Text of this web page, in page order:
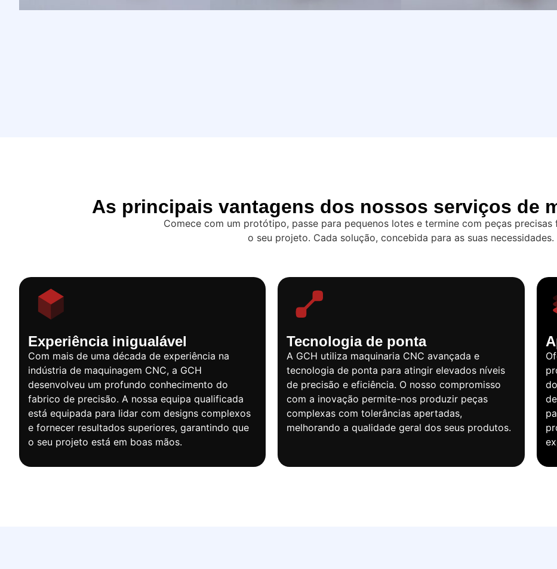
As principais vantagens dos nossos serviços de
Comece com um protótipo, passe para pequenos lotes e termine com peças precisas
o seu projeto. Cada solução, concebida para as suas necessidades.
Experiência inigualável
Com mais de uma década de experiência na
indústria de maquinagem CNC, a GCH
desenvolveu um profundo conhecimento do
fabrico de precisão. A nossa equipa qualificada
está equipada para lidar com designs complexos
e fornecer resultados superiores, garantindo que
o seu projeto está em boas mãos.
Tecnologia de ponta
A GCH utiliza maquinaria CNC avançada e
tecnologia de ponta para atingir elevados níveis
de precisão e eficiência. O nosso compromisso
com a inovação permite-nos produzir peças
complexas com tolerâncias apertadas,
melhorando a qualidade geral dos seus produtos.